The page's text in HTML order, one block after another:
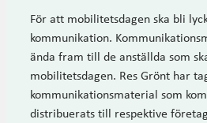
För att mobilitetsdagen ska bli
kommunikation.
ända fram till de anställda som
mobilitetsdagen. Res Grönt har
kommunikationsmaterial som
distribuerats till respektive